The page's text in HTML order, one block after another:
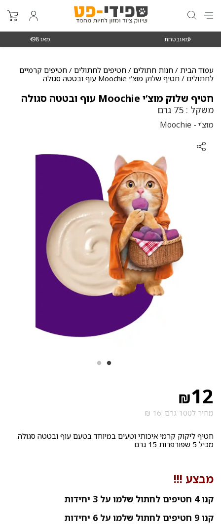
עמוד הבית / חנות חתולים / חטיפים לחתולים / חטיפים קרמיים
לחתולים / חטיף שלוק מוצ‘י Moochie עוף ובטטה סגולה
חטיף שלוק מוצ‘י Moochie עוף ובטטה סגולה
משקל : 75 גרם
מוצ‘י - Moochie
₪12
מחיר ל100 גרם: 16 ₪
חטיף ליקוק קרמי איכותי וטעים במיוחד בטעם עוף ובטטה סגולה.
מכיל 5 שפורפרות 15 גרם
מבצע !!!
קנו 4 חטיפים לחתול שלמו על 3 יחידות
קנו 9 חטיפים לחתול שלמו על 6 יחידות